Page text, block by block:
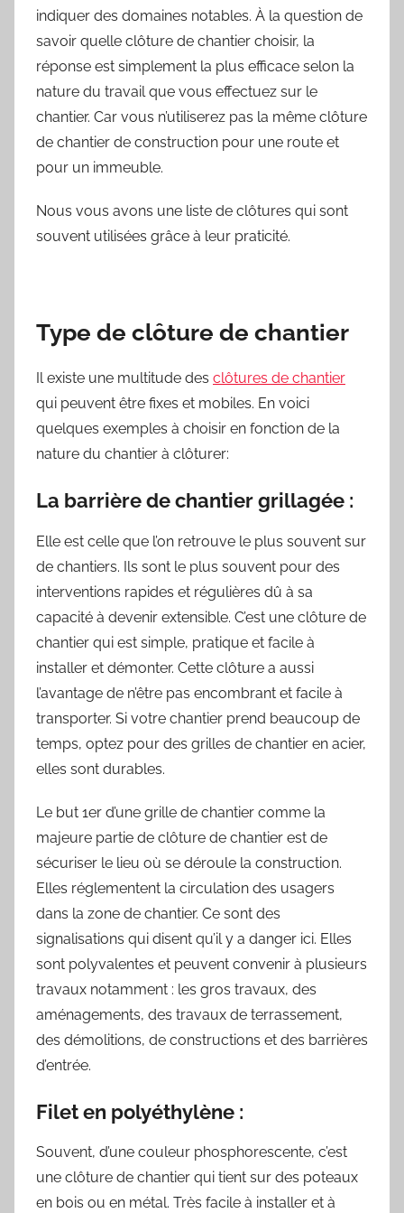
indiquer des domaines notables. À la question de
savoir quelle clôture de chantier choisir, la
réponse est simplement la plus efficace selon la
nature du travail que vous effectuez sur le
chantier. Car vous n’utiliserez pas la même clôture
de chantier de construction pour une route et
pour un immeuble.
Nous vous avons une liste de clôtures qui sont
souvent utilisées grâce à leur praticité.
Type de clôture de chantier
Il existe une multitude des clôtures de chantier
qui peuvent être fixes et mobiles. En voici
quelques exemples à choisir en fonction de la
nature du chantier à clôturer:
La barrière de chantier grillagée :
Elle est celle que l’on retrouve le plus souvent sur
de chantiers. Ils sont le plus souvent pour des
interventions rapides et régulières dû à sa
capacité à devenir extensible. C’est une clôture de
chantier qui est simple, pratique et facile à
installer et démonter. Cette clôture a aussi
l’avantage de n’être pas encombrant et facile à
transporter. Si votre chantier prend beaucoup de
temps, optez pour des grilles de chantier en acier,
elles sont durables.
Le but 1er d’une grille de chantier comme la
majeure partie de clôture de chantier est de
sécuriser le lieu où se déroule la construction.
Elles réglementent la circulation des usagers
dans la zone de chantier. Ce sont des
signalisations qui disent qu’il y a danger ici. Elles
sont polyvalentes et peuvent convenir à plusieurs
travaux notamment : les gros travaux, des
aménagements, des travaux de terrassement,
des démolitions, de constructions et des barrières
d’entrée.
Filet en polyéthylène :
Souvent, d’une couleur phosphorescente, c’est
une clôture de chantier qui tient sur des poteaux
en bois ou en métal. Très facile à installer et à